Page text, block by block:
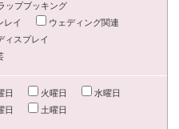
ップブッキング
レイ
ウェディング関連
ィスプレイ
日 火曜日
水曜日
日 土曜日